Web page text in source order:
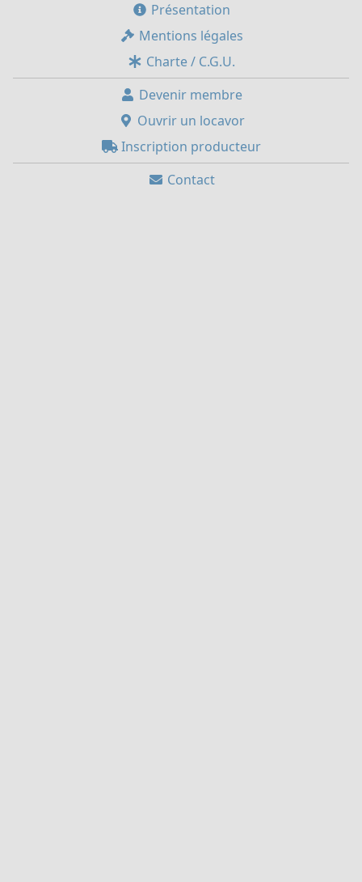
Présentation
Mentions légales
Charte / C.G.U.
Devenir membre
Ouvrir un locavor
Inscription producteur
Contact